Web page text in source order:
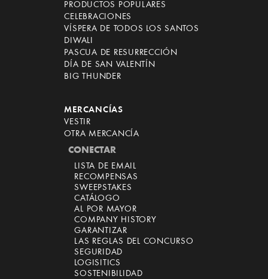
PRODUCTOS POPULARES
CELEBRACIONES
VÍSPERA DE TODOS LOS SANTOS
DIWALI
PASCUA DE RESURRECCIÓN
DÍA DE SAN VALENTÍN
BIG THUNDER
MERCANCÍAS
VESTIR
OTRA MERCANCÍA
CONECTAR
LISTA DE EMAIL
RECOMPENSAS
SWEEPSTAKES
CATÁLOGO
AL POR MAYOR
COMPANY HISTORY
GARANTIZAR
LAS REGLAS DEL CONCURSO
SEGURIDAD
LOGISITICS
SOSTENIBILIDAD